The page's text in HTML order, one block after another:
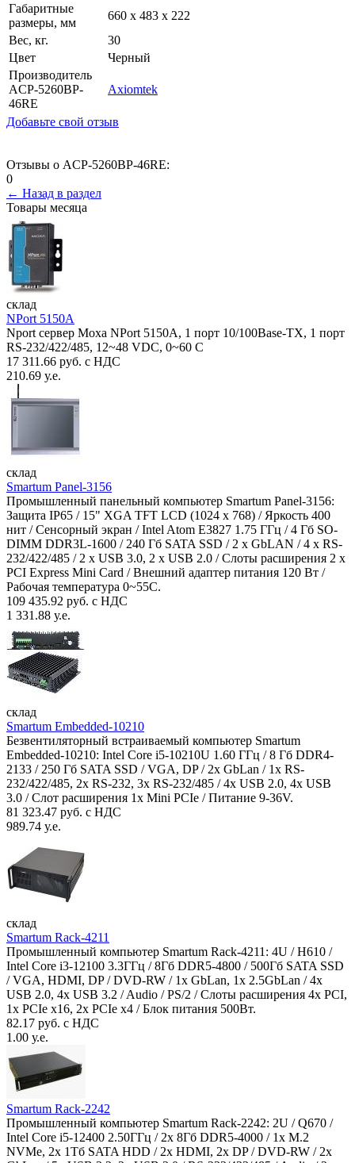
Габаритные
размеры, мм
660 x 483 x 222
Вес, кг.
30
Цвет
Черный
Производитель
ACP-5260BP-
46RE
Axiomtek
Добавьте свой отзыв
Отзывы о ACP-5260BP-46RE:
0
← Назад в раздел
Товары месяца
склад
NPort 5150A
Nport сервер Moxa NPort 5150A, 1 порт 10/100Base-TX, 1 порт
RS-232/422/485, 12~48 VDC, 0~60 С
17 311.66 руб. с НДС
210.69 у.е.
склад
Smartum Panel-3156
Промышленный панельный компьютер Smartum Panel-3156:
Защита IP65 / 15" XGA TFT LCD (1024 x 768) / Яркость 400
нит / Сенсорный экран / Intel Atom E3827 1.75 ГГц / 4 Гб SO-
DIMM DDR3L-1600 / 240 Гб SATA SSD / 2 x GbLAN / 4 x RS-
232/422/485 / 2 x USB 3.0, 2 x USB 2.0 / Слоты расширения 2 x
PCI Express Mini Card / Внешний адаптер питания 120 Вт /
Рабочая температура 0~55C.
109 435.92 руб. с НДС
1 331.88 у.е.
склад
Smartum Embedded-10210
Безвентиляторный встраиваемый компьютер Smartum
Embedded-10210: Intel Core i5-10210U 1.60 ГГц / 8 Гб DDR4-
2133 / 250 Гб SATA SSD / VGA, DP / 2х GbLan / 1х RS-
232/422/485, 2x RS-232, 3x RS-232/485 / 4x USB 2.0, 4х USB
3.0 / Слот расширения 1x Mini PCIe / Питание 9-36V.
81 323.47 руб. с НДС
989.74 у.е.
склад
Smartum Rack-4211
Промышленный компьютер Smartum Rack-4211: 4U / H610 /
Intel Core i3-12100 3.3ГГц / 8Гб DDR5-4800 / 500Гб SATA SSD
/ VGA, HDMI, DP / DVD-RW / 1x GbLan, 1x 2.5GbLan / 4x
USB 2.0, 4x USB 3.2 / Audio / PS/2 / Слоты расширения 4x PCI,
1x PCIe x16, 2x PCIe x4 / Блок питания 500Вт.
82.17 руб. с НДС
1.00 у.е.
Smartum Rack-2242
Промышленный компьютер Smartum Rack-2242: 2U / Q670 /
Intel Core i5-12400 2.50ГГц / 2x 8Гб DDR5-4000 / 1x M.2
NVMe, 2x 1Тб SATA HDD / 2x HDMI, 2x DP / DVD-RW / 2x